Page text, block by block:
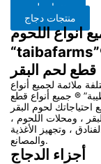
منتجات لحم
منتجات دجاج
انواع اللحوم
قطع لحم البقر
ملائمة لجميع أنواع
® جميع أنواع قطع
لحوم البقر
، ومحلات اللحوم ،
، وتجهيز الأغذية
والمصانع.
أجزاء الدجاج